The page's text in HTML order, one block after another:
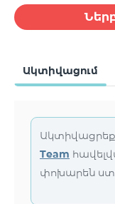
Ակտիվացում
Ակտիվացրեք
Team
փոխարեն